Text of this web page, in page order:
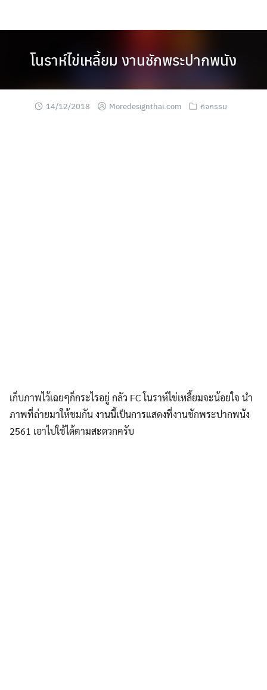
โนราห์ไข่เหลี้ยม งานชักพระปากพนัง
14/12/2018 Moredesignthai.com กิจกรรม
เก็บภาพไว้เฉยๆก็กระไรอยู่ กลัว FC โนราห์ไข่เหลี้ยมจะน้อยใจ นำ
ภาพที่ถ่ายมาให้ชมกัน งานนี้เป็นการแสดงที่งานชักพระปากพนัง
2561 เอาไปใช้ได้ตามสะดวกครับ